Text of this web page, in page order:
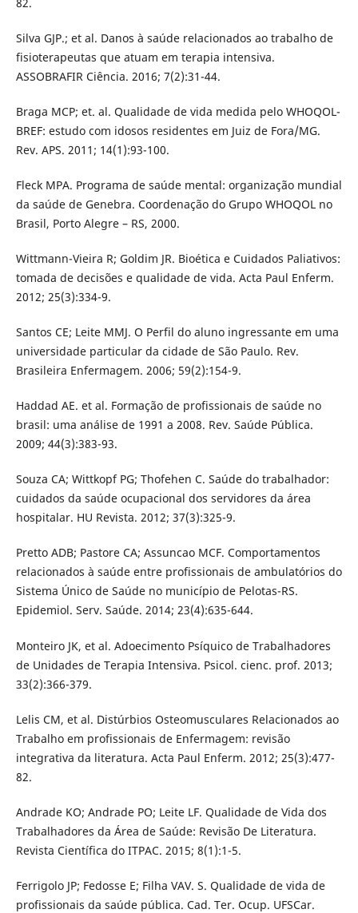
82.
Silva GJP.; et al. Danos à saúde relacionados ao trabalho de
fisioterapeutas que atuam em terapia intensiva.
ASSOBRAFIR Ciência. 2016; 7(2):31-44.
Braga MCP; et. al. Qualidade de vida medida pelo WHOQOL-
BREF: estudo com idosos residentes em Juiz de Fora/MG.
Rev. APS. 2011; 14(1):93-100.
Fleck MPA. Programa de saúde mental: organização mundial
da saúde de Genebra. Coordenação do Grupo WHOQOL no
Brasil, Porto Alegre – RS, 2000.
Wittmann-Vieira R; Goldim JR. Bioética e Cuidados Paliativos:
tomada de decisões e qualidade de vida. Acta Paul Enferm.
2012; 25(3):334-9.
Santos CE; Leite MMJ. O Perfil do aluno ingressante em uma
universidade particular da cidade de São Paulo. Rev.
Brasileira Enfermagem. 2006; 59(2):154-9.
Haddad AE. et al. Formação de profissionais de saúde no
brasil: uma análise de 1991 a 2008. Rev. Saúde Pública.
2009; 44(3):383-93.
Souza CA; Wittkopf PG; Thofehen C. Saúde do trabalhador:
cuidados da saúde ocupacional dos servidores da área
hospitalar. HU Revista. 2012; 37(3):325-9.
Pretto ADB; Pastore CA; Assuncao MCF. Comportamentos
relacionados à saúde entre profissionais de ambulatórios do
Sistema Único de Saúde no município de Pelotas-RS.
Epidemiol. Serv. Saúde. 2014; 23(4):635-644.
Monteiro JK, et al. Adoecimento Psíquico de Trabalhadores
de Unidades de Terapia Intensiva. Psicol. cienc. prof. 2013;
33(2):366-379.
Lelis CM, et al. Distúrbios Osteomusculares Relacionados ao
Trabalho em profissionais de Enfermagem: revisão
integrativa da literatura. Acta Paul Enferm. 2012; 25(3):477-
82.
Andrade KO; Andrade PO; Leite LF. Qualidade de Vida dos
Trabalhadores da Área de Saúde: Revisão De Literatura.
Revista Científica do ITPAC. 2015; 8(1):1-5.
Ferrigolo JP; Fedosse E; Filha VAV. S. Qualidade de vida de
profissionais da saúde pública. Cad. Ter. Ocup. UFSCar.